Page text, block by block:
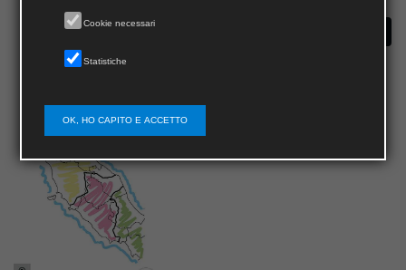
Cookie necessari
Statistiche
OK, HO CAPITO E ACCETTO